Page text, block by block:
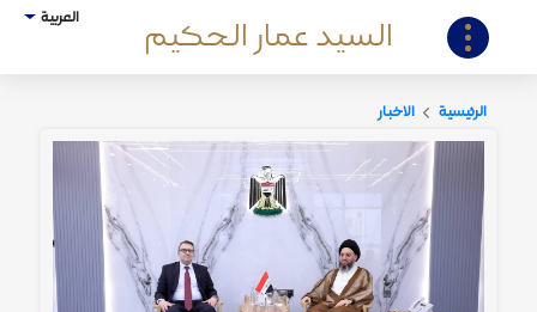
العربية السيد عمار الحكيم
الرئيسية الاخبار